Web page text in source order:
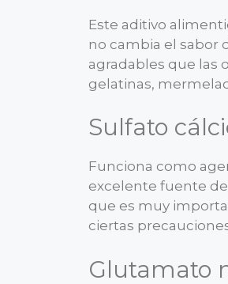
Este aditivo
no cambia el sabor
agradables que las
gelatinas,
Sulfato
Funciona como
excelente fuente
que es muy
ciertas
Glutamato